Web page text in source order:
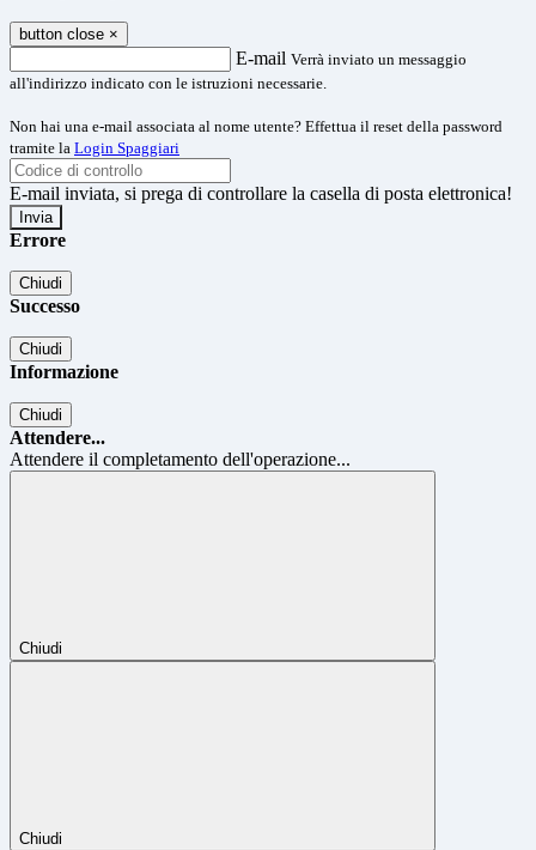
button close ×
E-mail Verrà inviato un messaggio
all'indirizzo indicato con le istruzioni necessarie.
Non hai una e-mail associata al nome utente? Effettua il reset della password
tramite la Login Spaggiari
E-mail inviata, si prega di controllare la casella di posta elettronica!
Errore
Chiudi
Successo
Chiudi
Informazione
Chiudi
Attendere...
Attendere il completamento dell'operazione...
Chiudi
Chiudi